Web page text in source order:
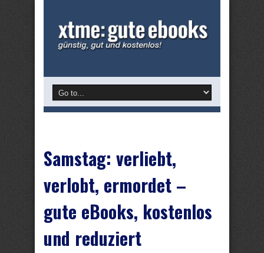
Samstag: verliebt,
verlobt, ermordet –
gute eBooks, kostenlos
und reduziert